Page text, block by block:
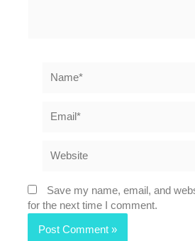
Save my name, email, and
for the next time I comment.